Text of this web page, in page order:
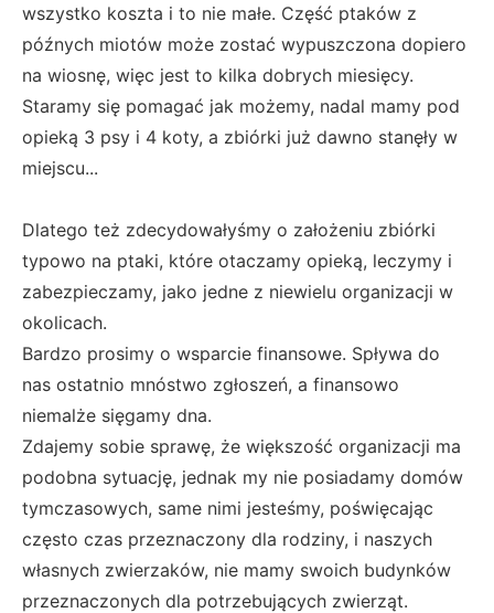
wszystko koszta i to nie małe. Część ptaków z
późnych miotów może zostać wypuszczona dopiero
na wiosnę, więc jest to kilka dobrych miesięcy.
Staramy się pomagać jak możemy, nadal mamy pod
opieką 3 psy i 4 koty, a zbiórki już dawno stanęły w
miejscu...
Dlatego też zdecydowałyśmy o założeniu zbiórki
typowo na ptaki, które otaczamy opieką, leczymy i
zabezpieczamy, jako jedne z niewielu organizacji w
okolicach.
Bardzo prosimy o wsparcie finansowe. Spływa do
nas ostatnio mnóstwo zgłoszeń, a finansowo
niemalże sięgamy dna.
Zdajemy sobie sprawę, że większość organizacji ma
podobna sytuację, jednak my nie posiadamy domów
tymczasowych, same nimi jesteśmy, poświęcając
często czas przeznaczony dla rodziny, i naszych
własnych zwierzaków, nie mamy swoich budynków
przeznaczonych dla potrzebujących zwierząt.